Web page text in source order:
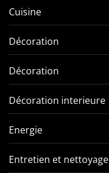
Cuisine
Décoration
Décoration
Décoration interieure
Energie
Entretien et nettoyage